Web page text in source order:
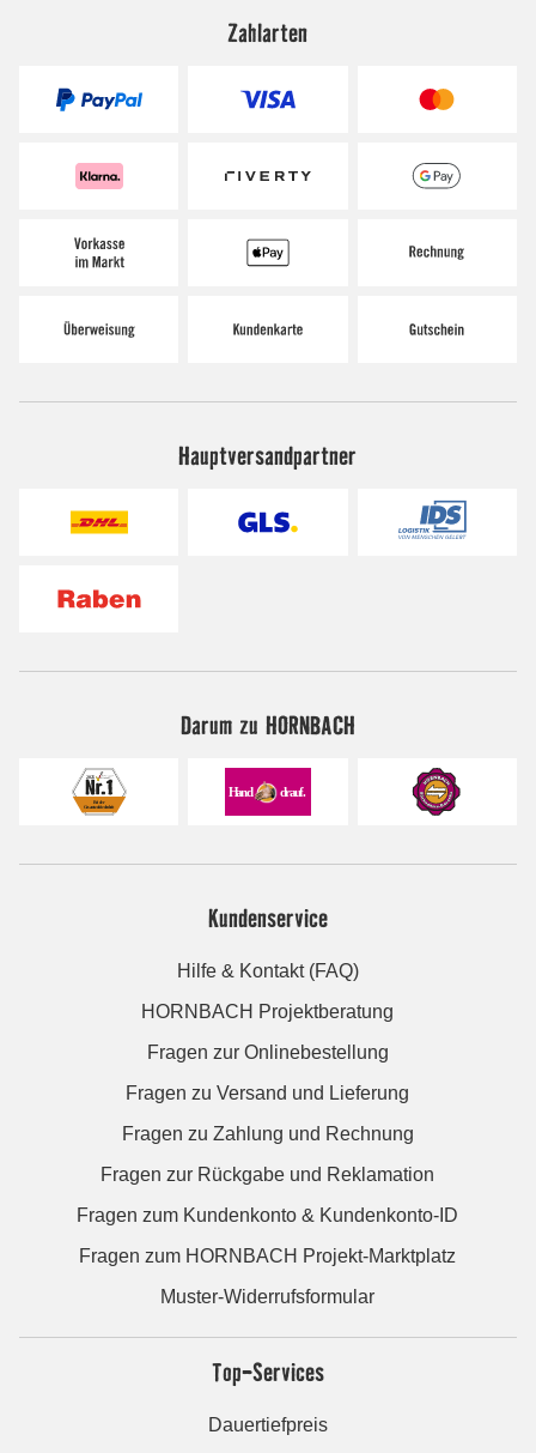
Zahlarten
Hauptversandpartner
Darum zu HORNBACH
Kundenservice
Hilfe & Kontakt (FAQ)
HORNBACH Projektberatung
Fragen zur Onlinebestellung
Fragen zu Versand und Lieferung
Fragen zu Zahlung und Rechnung
Fragen zur Rückgabe und Reklamation
Fragen zum Kundenkonto & Kundenkonto-ID
Fragen zum HORNBACH Projekt-Marktplatz
Muster-Widerrufsformular
Top-Services
Dauertiefpreis